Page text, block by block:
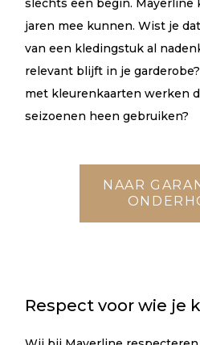
slechts een begin. Mayerline
jaren mee kunnen. Wist je
van een kledingstuk al
relevant blijft in je
met kleurenkaarten werken
seizoenen heen gebruiken?
NAAR
Respect voor wie je